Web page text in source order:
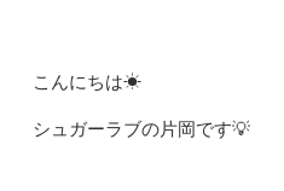
こんにちは☀
シュガーラブの片岡です💡